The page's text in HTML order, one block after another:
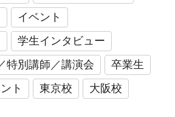
イベント
学生インタビュー
特別講師／講演会
卒業生
ト
東京校 大阪校